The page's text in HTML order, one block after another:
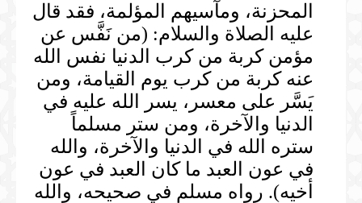
المحزنة، ومآسيهم المؤلمة، فقد قال
عليه الصلاة والسلام: (من نَفَّس عن
مؤمن كربة من كرب الدنيا نفس الله
عنه كربة من كرب يوم القيامة، ومن
يَسَّر على معسر، يسر الله عليه في
الدنيا والآخرة، ومن ستر مسلماً
ستره الله في الدنيا والآخرة، والله
في عون العبد ما كان العبد في عون
أخيه). رواه مسلم في صحيحه، والله